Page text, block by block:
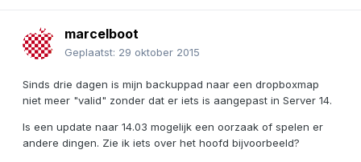
marcelboot
Geplaatst: 29 oktober 2015
Sinds drie dagen is mijn backuppad naar een dropboxmap
niet meer "valid" zonder dat er iets is aangepast in Server 14.
Is een update naar 14.03 mogelijk een oorzaak of spelen er
andere dingen. Zie ik iets over het hoofd bijvoorbeeld?